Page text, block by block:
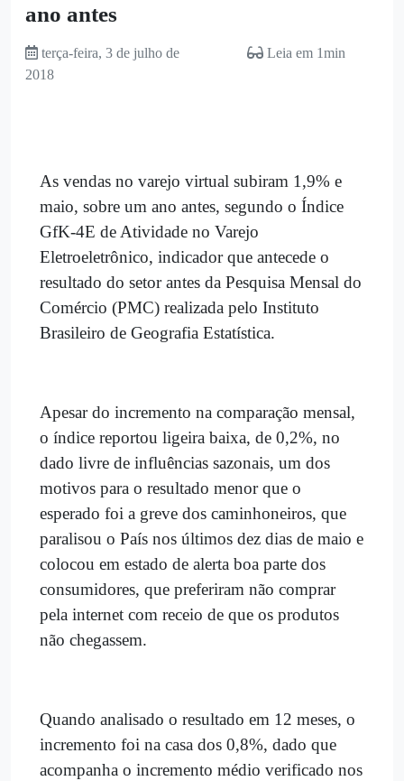
ano antes
terça-feira, 3 de julho de
2018
Leia em 1min
As vendas no varejo virtual subiram 1,9% e
maio, sobre um ano antes, segundo o Índice
GfK-4E de Atividade no Varejo
Eletroeletrônico, indicador que antecede o
resultado do setor antes da Pesquisa Mensal do
Comércio (PMC) realizada pelo Instituto
Brasileiro de Geografia Estatística.
Apesar do incremento na comparação mensal,
o índice reportou ligeira baixa, de 0,2%, no
dado livre de influências sazonais, um dos
motivos para o resultado menor que o
esperado foi a greve dos caminhoneiros, que
paralisou o País nos últimos dez dias de maio e
colocou em estado de alerta boa parte dos
consumidores, que preferiram não comprar
pela internet com receio de que os produtos
não chegassem.
Quando analisado o resultado em 12 meses, o
incremento foi na casa dos 0,8%, dado que
acompanha o incremento médio verificado nos